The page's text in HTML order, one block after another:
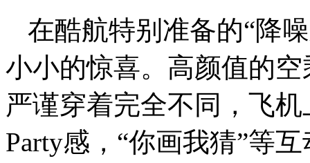
在酷航特别准备的“降
小小的惊喜。高颜值的
严谨穿着完全不同，飞
Party感，“你画我猜”等